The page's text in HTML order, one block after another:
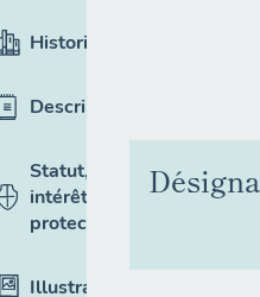
Historique
Description
Statut,
intérêt et
protection
Illustrations